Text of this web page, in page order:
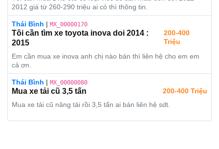
2012 giá từ 260-290 triệu ai có thì thông tin.
Thái Bình | MX_00000170
Tôi cần tìm xe toyota inova doi 2014 :
2015
200-400
Triệu
Em cần mua xe inova anh chị nào bán thì liên hệ cho em em
cả ơn.
Thái Bình | MX_00000080
Mua xe tải cũ 3,5 tấn
200-400 Triệu
Mua xe tải cũ nâng tải rồi 3,5 tấn ai bán liên hệ sdt.